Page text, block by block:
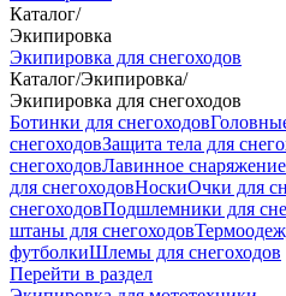
Каталог/
Экипировка
Экипировка для снегоходов
Каталог/Экипировка/
Экипировка для снегоходов
Ботинки для снегоходов
снегоходовЗащита тела для
снегоходовЛавинное снаряжение
для снегоходовНоскиОчки для
снегоходовПодшлемники для
штаны для снегоходов
футболкиШлемы для снегоходов
Перейти в раздел